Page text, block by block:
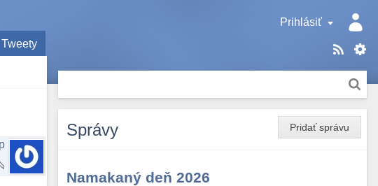
Prihlásiť
Tweety
Pridať správu
Správy
Namakaný deň 2026